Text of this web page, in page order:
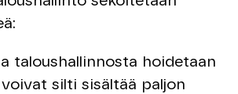
taloushallinnosta hoidetaan
silti sisältää paljon